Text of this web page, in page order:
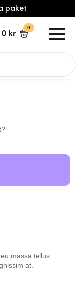
paket
0 kr
0
massa tellus.
at.